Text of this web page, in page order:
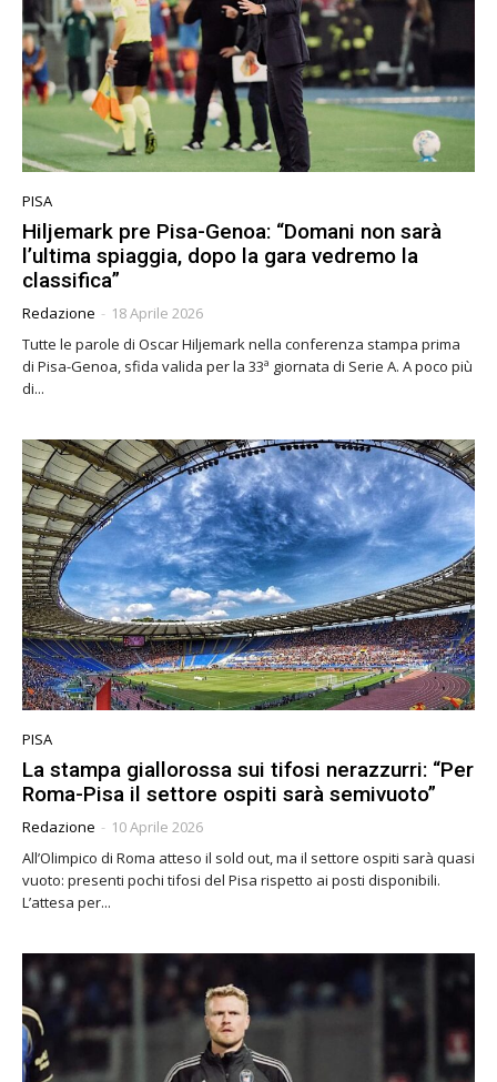
PISA
Hiljemark pre Pisa-Genoa: “Domani non sarà
l’ultima spiaggia, dopo la gara vedremo la
classifica”
Redazione - 18 Aprile 2026
Tutte le parole di Oscar Hiljemark nella conferenza stampa prima
di Pisa-Genoa, sfida valida per la 33ª giornata di Serie A. A poco più
di...
PISA
La stampa giallorossa sui tifosi nerazzurri: “Per
Roma-Pisa il settore ospiti sarà semivuoto”
Redazione - 10 Aprile 2026
All’Olimpico di Roma atteso il sold out, ma il settore ospiti sarà quasi
vuoto: presenti pochi tifosi del Pisa rispetto ai posti disponibili.
L’attesa per...